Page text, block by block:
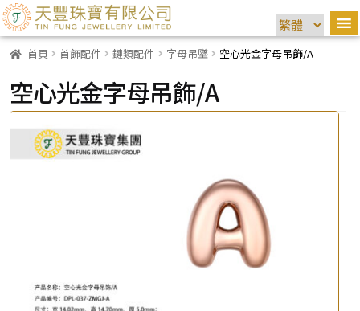
首頁 首飾配件 鏈類配件 字母吊墜 空心光金字母吊飾/A
空心光金字母吊飾/A